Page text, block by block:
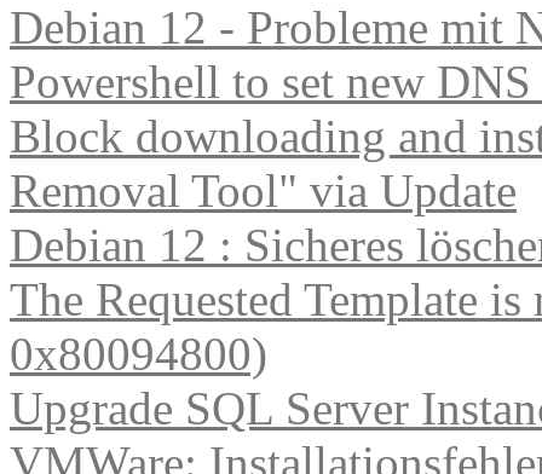
Debian 12 - Probleme mit
Powershell to set new
Block downloading and
Removal Tool" via Update
Debian 12 : Sicheres
The Requested Template
0x80094800)
Upgrade SQL Server
VMWare: